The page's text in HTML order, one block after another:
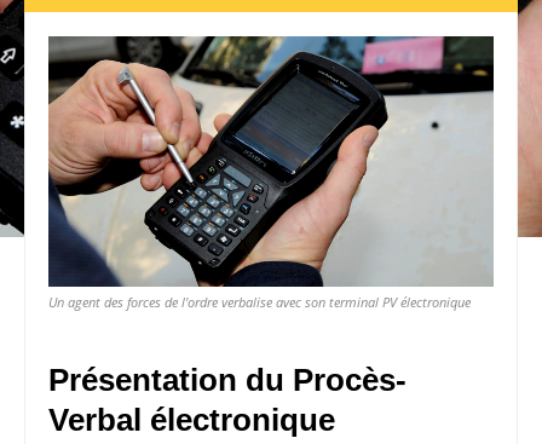
Un agent des forces de l'ordre verbalise avec son terminal PV électronique
Présentation du Procès-
Verbal électronique